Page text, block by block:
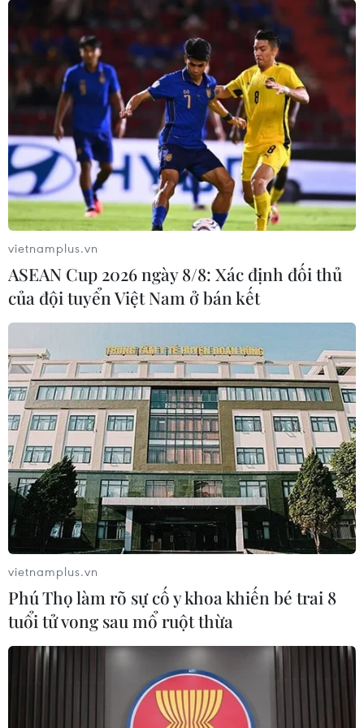
cùng đoàn hậu duệ nhà Lý trong nước và Hàn Quốc về
dự Lễ hội Đền Đô năm 2019 và kỷ niệm 1009 năm ngày
vua Lý Thái Tổ-Lý Công Uẩn đăng quang Hoàng đế.
Đền Đồng Cổ - Hồn thiêng nguồn cội xứ
Thanh
01/05/2019 23:43
Tự hào là vùng đất cổ có tuổi đời hơn bốn nghìn năm
tuổi, Di tích Quốc gia núi và đền Đồng Cổ (xã Yên Thọ,
huyện Yên Định) đã đi vào lịch sử như một huyền thoại
gắn liền với tên gọi Thanh Hóa.
vietnamplus.vn
ASEAN Cup 2026 ngày 8/8: Xác định đối thủ
của đội tuyển Việt Nam ở bán kết
vietnamplus.vn
Phú Thọ làm rõ sự cố y khoa khiến bé trai 8
tuổi tử vong sau mổ ruột thừa